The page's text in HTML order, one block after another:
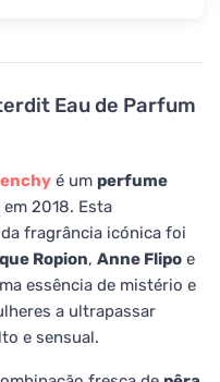
Eau de Parfum
é um perfume
2018. Esta
fragrância icónica foi
Ropion, Anne Flipo e
essência de mistério e
a ultrapassar
e sensual.